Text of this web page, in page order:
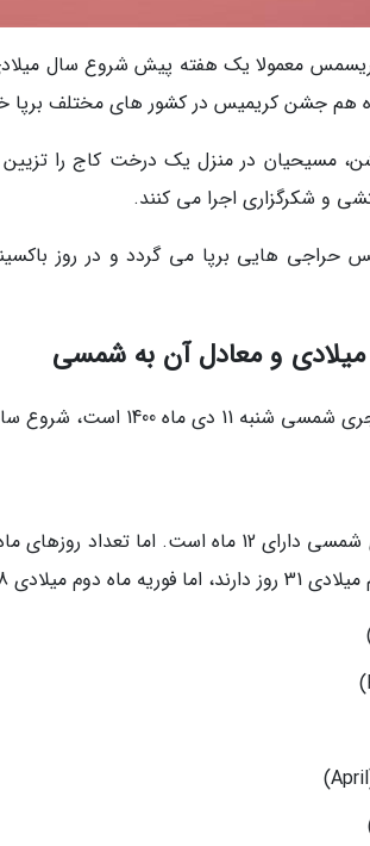
کریسمس معمولا یک هفته پیش شروع سال
مسیحیان در منزل یک درخت کاج را
و شکرگزاری اجرا می کنند.
تقویم میلادی همانند هجری شمسی دارای 12
28 روز دارد.